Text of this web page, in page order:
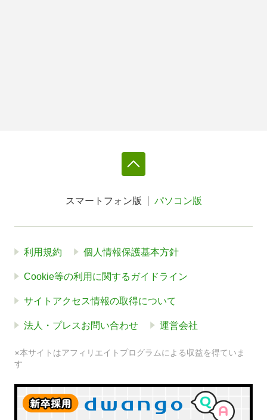
スマートフォン版 パソコン版
利用規約 個人情報保護基本方針
Cookie等の利用に関するガイドライン
サイトアクセス情報の取得について
法人・プレスお問い合わせ 運営会社
※本サイトはアフィリエイトプログラムによる収益を得ていま
す